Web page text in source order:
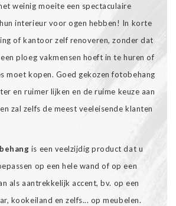
weinig moeite een spectaculaire
interieur voor ogen hebben! In korte
of kantoor zelf renoveren, zonder dat
ploeg vakmensen hoeft in te huren of
moet kopen. Goed gekozen fotobehang
en ruimer lijken en de ruime keuze aan
zal zelfs de meest veeleisende klanten
is een veelzijdig product dat u
op een hele wand of op een
als aantrekkelijk accent, bv. op een
kookeiland en zelfs... op meubelen.